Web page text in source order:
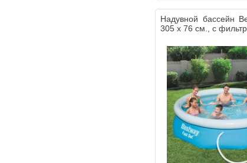
Надувной бассейн
305 х 76 см., с